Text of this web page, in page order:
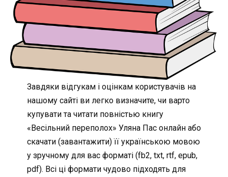
Завдяки відгукам і оцінкам користувачів на
нашому сайті ви легко визначите, чи варто
купувати та читати повністью книгу
«Весільний переполох» Уляна Пас онлайн або
скачати (завантажити) її українською мовою
у зручному для вас форматі (fb2, txt, rtf, epub,
pdf). Всі ці формати чудово підходять для